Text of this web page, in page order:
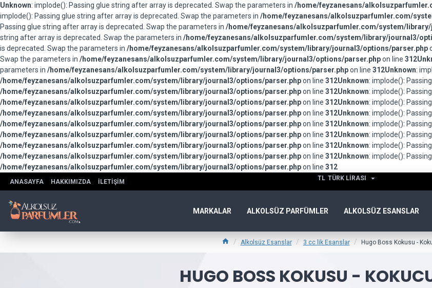
Unknown: implode(): Passing glue string after array is deprecated. Swap the parameters in /home/feyzanesans/
implode(): Passing glue string after array is deprecated. Swap the parameters in /home/feyzanesans/alkolsuzparfumler.com/
Passing glue string after array is deprecated. Swap the parameters in /home/feyzanesans/alkolsuzparfumler.com/system/
string after array is deprecated. Swap the parameters in /home/feyzanesans/alkolsuzparfumler.com/system/library/journal3/
is deprecated. Swap the parameters in /home/feyzanesans/alkolsuzparfumler.com/system/library/journal3/options/parser.php
Swap the parameters in /home/feyzanesans/alkolsuzparfumler.com/system/library/journal3/options/parser.phpon line 312
parameters in /home/feyzanesans/alkolsuzparfumler.com/system/library/journal3/options/parser.phpon line 312Unknown:
/home/feyzanesans/alkolsuzparfumler.com/system/library/journal3/options/parser.phpon line 312Unknown: implode():
/home/feyzanesans/alkolsuzparfumler.com/system/library/journal3/options/parser.phpon line 312Unknown: implode():
/home/feyzanesans/alkolsuzparfumler.com/system/library/journal3/options/parser.phpon line 312Unknown: implode():
/home/feyzanesans/alkolsuzparfumler.com/system/library/journal3/options/parser.phpon line 312Unknown: implode():
/home/feyzanesans/alkolsuzparfumler.com/system/library/journal3/options/parser.phpon line 312Unknown: implode():
/home/feyzanesans/alkolsuzparfumler.com/system/library/journal3/options/parser.phpon line 312Unknown: implode():
/home/feyzanesans/alkolsuzparfumler.com/system/library/journal3/options/parser.phpon line 312Unknown: implode():
/home/feyzanesans/alkolsuzparfumler.com/system/library/journal3/options/parser.phpon line 312Unknown: implode():
/home/feyzanesans/alkolsuzparfumler.com/system/library/journal3/options/parser.phpon line 312
ANASAYFA HAKKIMIZDA İLETIŞIM TL TÜRK LIRASI
MARKALAR ALKOLSÜZ PARFÜMLER ALKOLSÜZ ESANSLAR
Alkolsüz Esanslar 3 cc lik Esanslar Hugo Boss Kokusu -
HUGO BOSS KOKUSU -